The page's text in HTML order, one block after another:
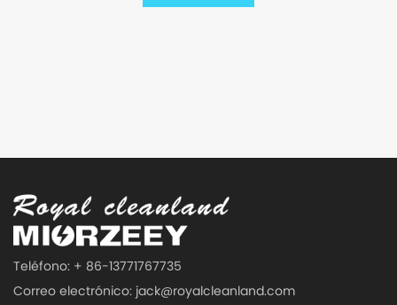
Teléfono: + 86-13771767735
Correo electrónico:jack@royalcleanland.com